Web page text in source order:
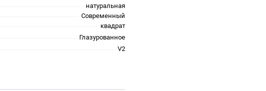
натуральная
Современный
квадрат
Глазурованное
V2